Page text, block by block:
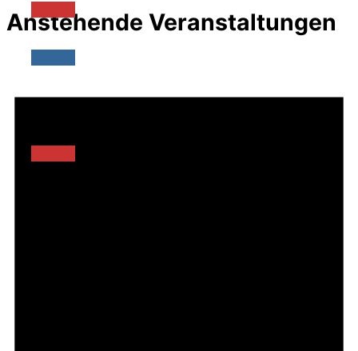
Anstehende Veranstaltungen